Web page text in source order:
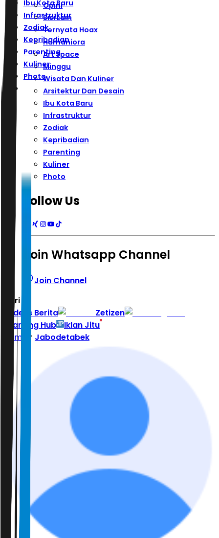
Ibu Kota Baru
Infrastruktur
Zodiak
Kepribadian
Parenting
Kuliner
Photo
Opini
Sisi Lain
Ternyata Hoax
Humaniora
Art Space
Minggu
Wisata Dan Kuliner
Arsitektur Dan Desain
Ibu Kota Baru
Infrastruktur
Zodiak
Kepribadian
Parenting
Kuliner
Photo
Follow Us
Join Whatsapp Channel
Join Channel
Hari ini
Indeks Berita
Zetizen
Learning Hub
Iklan Jitu
Home
Jabodetabek